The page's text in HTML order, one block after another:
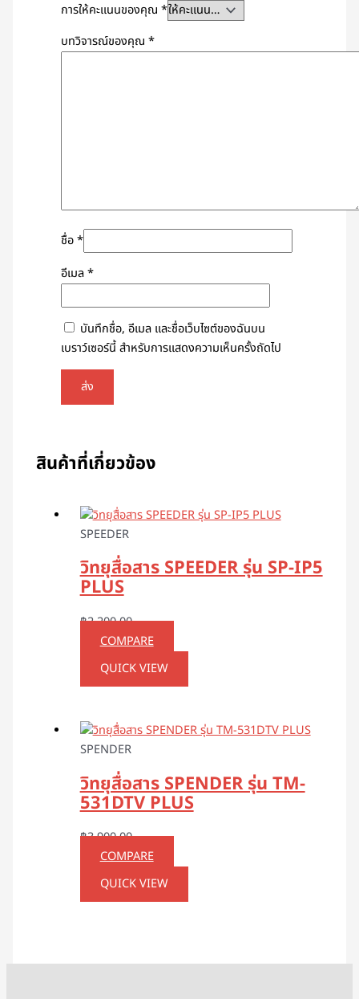
การให้คะแนนของคุณ*
บทวิจารณ์ของคุณ*
ชื่อ*
อีเมล*
บันทึกชื่อ, อีเมล และชื่อเว็บไซต์ของฉันบน
เบราว์เซอร์นี้ สำหรับการแสดงความเห็นครั้งถัดไป
สินค้าที่เกี่ยวข้อง
SPEEDER
วิทยุสื่อสาร SPEEDER รุ่น SP-IP5
PLUS
฿2,200.00
COMPARE
QUICK VIEW
SPENDER
วิทยุสื่อสาร SPENDER รุ่น TM-
531DTV PLUS
฿3,900.00
COMPARE
QUICK VIEW